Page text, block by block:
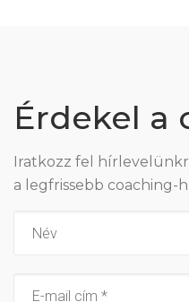
Érdekel a
Iratkozz fel
a legfrissebb coaching-